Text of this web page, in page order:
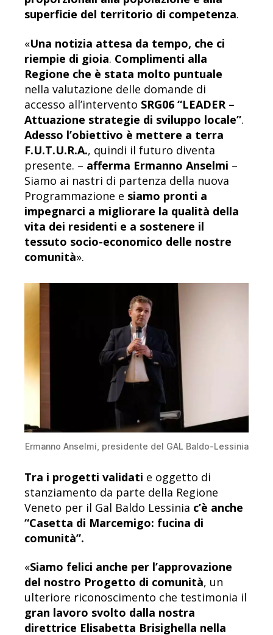
superficie del territorio di competenza​​.
«Una notizia attesa da tempo, che ci
riempie di gioia. Complimenti alla
Regione che è stata molto puntuale
nella valutazione delle domande di
accesso all’intervento SRG06 “LEADER –
Attuazione strategie di sviluppo locale”.
Adesso l’obiettivo è mettere a terra
F.U.T.U.R.A., quindi il futuro diventa
presente. – afferma Ermanno Anselmi –
Siamo ai nastri di partenza della nuova
Programmazione e siamo pronti a
impegnarci a migliorare la qualità della
vita dei residenti e a sostenere il
tessuto socio-economico delle nostre
comunità»​​.
Ermanno Anselmi, presidente del GAL Baldo-Lessinia
Tra i progetti validati e oggetto di
stanziamento da parte della Regione
Veneto per il Gal Baldo Lessinia c’è anche
“Casetta di Marcemigo: fucina di
comunità”.
«Siamo felici anche per l’approvazione
del nostro Progetto di comunità, un
ulteriore riconoscimento che testimonia il
gran lavoro svolto dalla nostra
direttrice Elisabetta Brisighella nella